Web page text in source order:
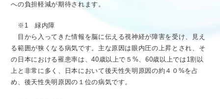
への負担軽減が期待されます。
※1 緑内障
目から入ってきた情報を脳に伝える視神経が障害を受け、見え
る範囲が狭くなる病気です。主な原因は眼内圧の上昇とされ、そ
の日本における罹患率は、40歳以上で５%、60歳以上では1割以
上と非常に多く、日本において後天性失明原因の約４０%を占
め、後天性失明原因の１位の病気です。